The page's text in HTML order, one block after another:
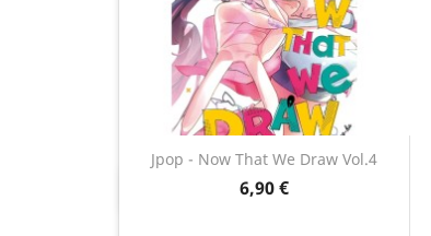
Jpop - Now That We Draw Vol.4
6,90 €
Anteprima